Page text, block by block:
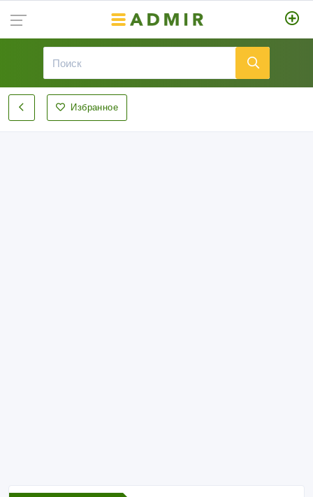
Избранное